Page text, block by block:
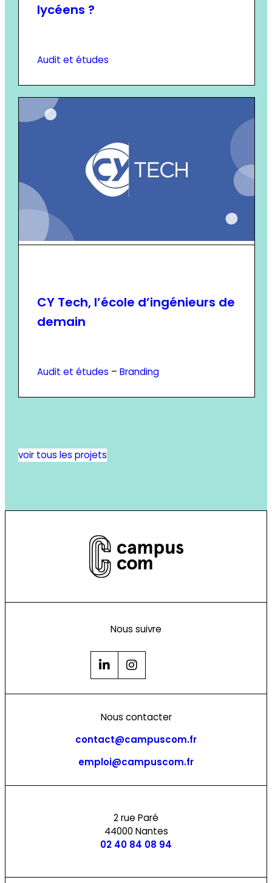
lycéens ?
Audit et études
CY Tech, l’école d’ingénieurs de
demain
Audit et études –Branding
voir tous les projets
Nous suivre
Nous contacter
contact@campuscom.fr
emploi@campuscom.fr
2 rue Paré
44000 Nantes
02 40 84 08 94